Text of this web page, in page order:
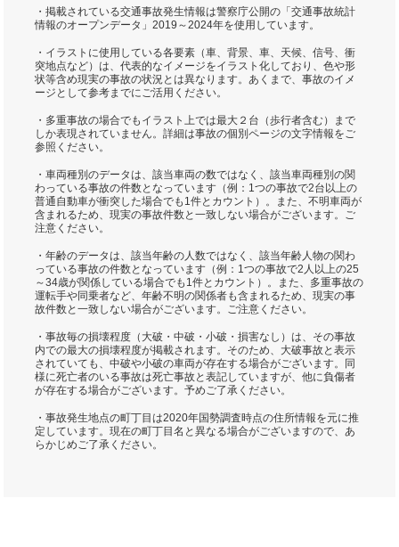
・掲載されている交通事故発生情報は警察庁公開の「交通事故統計
情報のオープンデータ」2019～2024年を使用しています。
・イラストに使用している各要素（車、背景、車、天候、信号、衝
突地点など）は、代表的なイメージをイラスト化しており、色や形
状等含め現実の事故の状況とは異なります。あくまで、事故のイメ
ージとして参考までにご活用ください。
・多重事故の場合でもイラスト上では最大２台（歩行者含む）まで
しか表現されていません。詳細は事故の個別ページの文字情報をご
参照ください。
・車両種別のデータは、該当車両の数ではなく、該当車両種別の関
わっている事故の件数となっています（例：1つの事故で2台以上の
普通自動車が衝突した場合でも1件とカウント）。また、不明車両が
含まれるため、現実の事故件数と一致しない場合がございます。ご
注意ください。
・年齢のデータは、該当年齢の人数ではなく、該当年齢人物の関わ
っている事故の件数となっています（例：1つの事故で2人以上の25
～34歳が関係している場合でも1件とカウント）。また、多重事故の
運転手や同乗者など、年齢不明の関係者も含まれるため、現実の事
故件数と一致しない場合がございます。ご注意ください。
・事故毎の損壊程度（大破・中破・小破・損害なし）は、その事故
内での最大の損壊程度が掲載されます。そのため、大破事故と表示
されていても、中破や小破の車両が存在する場合がございます。同
様に死亡者のいる事故は死亡事故と表記していますが、他に負傷者
が存在する場合がございます。予めご了承ください。
・事故発生地点の町丁目は2020年国勢調査時点の住所情報を元に推
定しています。現在の町丁目名と異なる場合がございますので、あ
らかじめご了承ください。